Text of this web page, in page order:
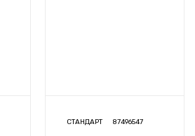
СТАНДАРТ 87496547